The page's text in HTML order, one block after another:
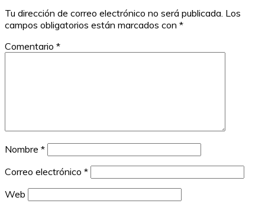
Tu dirección de correo electrónico no será publicada. Los
campos obligatorios están marcados con *
Comentario *
Nombre *
Correo electrónico *
Web